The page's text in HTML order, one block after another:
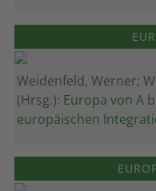
Weidenfeld, Werner;
(Hrsg.): Europa von A
europäischen